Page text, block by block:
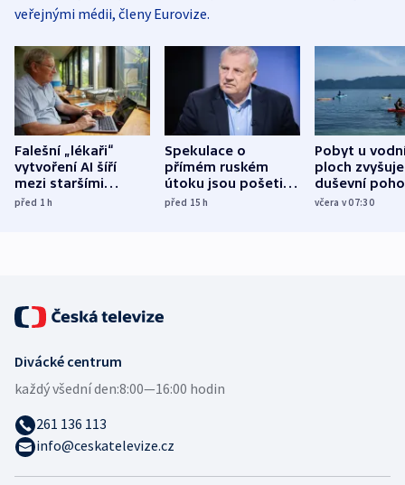
veřejnými médii, členy Eurovize.
Falešní „lékaři“
vytvoření AI šíří
mezi staršími
Poláky nebezpečné
před 1h
Spekulace o
přímém ruském
útoku jsou pošetilé,
míní estonský
před 15h
Pobyt u
ploch zvyšuje
duševní
ukázala
včera v 07:30
Divácké centrum
každý všední den:8:00—16:00 hodin
261 136 113
info@ceskatelevize.cz